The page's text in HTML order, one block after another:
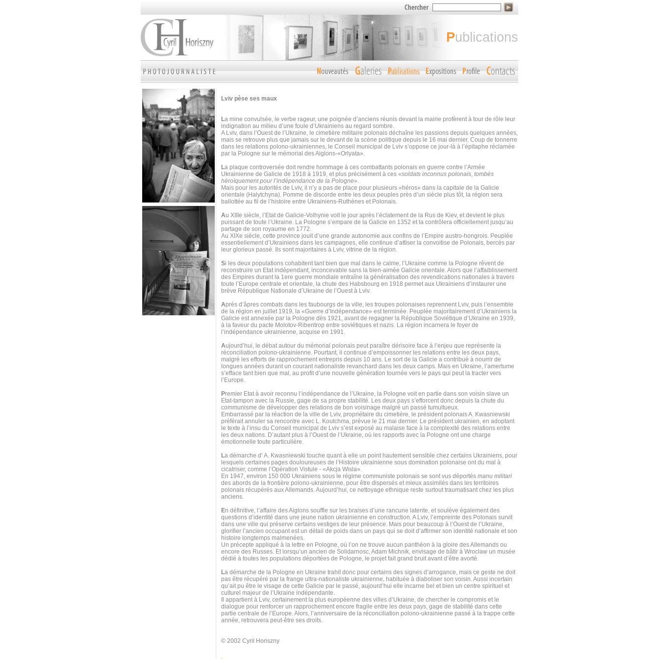
publications
Lviv pèse ses maux
La mine convulsée, le verbe rageur, une poignée d’anciens réunis devant la mairie profèrent à tour de rôle leur
indignation au milieu d’une foule d’Ukrainiens au regard sombre.
A Lviv, dans l’Ouest de l’Ukraine, le cimetière militaire polonais déchaîne les passions depuis quelques années,
mais se retrouve plus que jamais sur le devant de la scène politique depuis le 16 mai dernier. Coup de tonnerre
dans les relations polono-ukrainiennes, le Conseil municipal de Lviv s’oppose ce jour-là à l’épitaphe réclamée
par la Pologne sur le mémorial des Aiglons-«Orlyata».
La plaque controversée doit rendre hommage à ces combattants polonais en guerre contre l’Armée
Ukrainienne de Galicie de 1918 à 1919, et plus précisément à ces «soldats inconnus polonais, tombés
héroïquement pour l’indépendance de la Pologne».
Mais pour les autorités de Lviv, il n’y a pas de place pour plusieurs «héros» dans la capitale de la Galicie
orientale (Halytchyna). Pomme de discorde entre les deux peuples près d’un siècle plus tôt, la région sera
ballottée au fil de l’histoire entre Ukrainiens-Ruthènes et Polonais.
Au XIIIe siècle, l’Etat de Galicie-Volhynie voit le jour après l’éclatement de la Rus de Kiev, et devient le plus
puissant de toute l’Ukraine. La Pologne s’empare de la Galicie en 1352 et la contrôlera officiellement jusqu’au
partage de son royaume en 1772.
Au XIXe siècle, cette province jouit d’une grande autonomie aux confins de l’Empire austro-hongrois. Peuplée
essentiellement d’Ukrainiens dans les campagnes, elle continue d’attiser la convoitise de Polonais, bercés par
leur glorieux passé. Ils sont majoritaires à Lviv, vitrine de la région.
Si les deux populations cohabitent tant bien que mal dans le calme, l’Ukraine comme la Pologne rêvent de
reconstruire un Etat indépendant, inconcevable sans la bien-aimée Galicie orientale. Alors que l’affaiblissement
des Empires durant la 1ere guerre mondiale entraîne la généralisation des revendications nationales à travers
toute l’Europe centrale et orientale, la chute des Habsbourg en 1918 permet aux Ukrainiens d’instaurer une
brève République Nationale d’Ukraine de l’Ouest à Lviv.
Après d’âpres combats dans les faubourgs de la ville, les troupes polonaises reprennent Lviv, puis l’ensemble
de la région en juillet 1919, la «Guerre d’Indépendance» est terminée. Peuplée majoritairement d’Ukrainiens la
Galicie est annexée par la Pologne dès 1921, avant de regagner la République Soviétique d’Ukraine en 1939,
à la faveur du pacte Molotov-Ribentrop entre soviétiques et nazis. La région incarnera le foyer de
l’indépendance ukrainienne, acquise en 1991.
Aujourd’hui, le débat autour du mémorial polonais peut paraître dérisoire face à l’enjeu que représente la
réconciliation polono-ukrainienne. Pourtant, il continue d’empoissonner les relations entre les deux pays,
malgré les efforts de rapprochement entrepris depuis 10 ans. Le sort de la Galicie a contribué à nourrir de
longues années durant un courant nationaliste revanchard dans les deux camps. Mais en Ukraine, l’amertume
s’efface tant bien que mal, au profit d’une nouvelle génération tournée vers le pays qui peut la tracter vers
l’Europe.
Premier Etat à avoir reconnu l’indépendance de l’Ukraine, la Pologne voit en partie dans son voisin slave un
Etat-tampon avec la Russie, gage de sa propre stabilité. Les deux pays s’efforcent donc depuis la chute du
communisme de développer des relations de bon voisinage malgré un passé tumultueux.
Embarrassé par la réaction de la ville de Lviv, propriétaire du cimetière, le président polonais A. Kwasniewski
préférait annuler sa rencontre avec L. Koutchma, prévue le 21 mai dernier. Le président ukrainien, en adoptant
le texte à l’insu du Conseil municipal de Lviv s’est exposé au malaise face à la complexité des relations entre
les deux nations. D’autant plus à l’Ouest de l’Ukraine, où les rapports avec la Pologne ont une charge
émotionnelle toute particulière.
La démarche d’ A. Kwasniewski touche quant à elle un point hautement sensible chez certains Ukrainiens, pour
lesquels certaines pages douloureuses de l’Histoire ukrainienne sous domination polonaise ont du mal à
cicatriser, comme l’Opération Vistule - «Akcja Wisla».
En 1947, environ 150 000 Ukrainiens sous le régime communiste polonais se sont vus déportés manu militari
des abords de la frontière polono-ukrainienne, pour être dispersés et mieux assimilés dans les territoires
polonais récupérés aux Allemands. Aujourd’hui, ce nettoyage ethnique reste surtout traumatisant chez les plus
anciens.
En définitive, l’affaire des Aiglons souffle sur les braises d’une rancune latente, et soulève également des
questions d’identité dans une jeune nation ukrainienne en construction. A Lviv, l’empreinte des Polonais survit
dans une ville qui préserve certains vestiges de leur présence. Mais pour beaucoup à l’Ouest de l’Ukraine,
glorifier l’ancien occupant est un détail de poids dans un pays qui se doit d’affirmer son identité nationale et son
histoire longtemps malmenées.
Un précepte appliqué à la lettre en Pologne, où l’on ne trouve aucun panthéon à la gloire des Allemands ou
encore des Russes. Et lorsqu’un ancien de Solidarnosc, Adam Michnik, envisage de bâtir à Wroclaw un musée
dédié à toutes les populations déportées de Pologne, le projet fait grand bruit avant d’être avorté.
La démarche de la Pologne en Ukraine trahit donc pour certains des signes d’arrogance, mais ce geste ne doit
pas être récupéré par la frange ultra-nationaliste ukrainienne, habituée à diaboliser son voisin. Aussi incertain
qu’ait pu être le visage de cette Galicie par le passé, aujourd’hui elle incarne bel et bien un centre spirituel et
culturel majeur de l’Ukraine indépendante.
Il appartient à Lviv, certainement la plus européenne des villes d’Ukraine, de chercher le compromis et le
dialogue pour renforcer un rapprochement encore fragile entre les deux pays, gage de stabilité dans cette
partie centrale de l’Europe. Alors, l’anniversaire de la réconciliation polono-ukrainienne passé à la trappe cette
année, retrouvera peut-être ses droits.
© 2002 Cyril Horiszny